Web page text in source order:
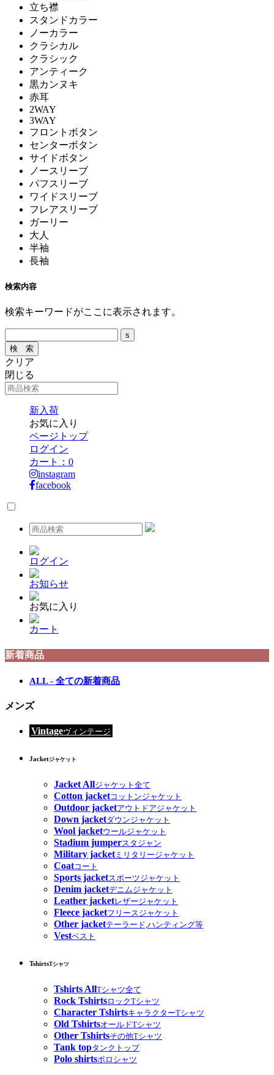
立ち襟
スタンドカラー
ノーカラー
クラシカル
クラシック
アンティーク
黒カンヌキ
赤耳
2WAY
3WAY
フロントボタン
センターボタン
サイドボタン
ノースリーブ
パフスリーブ
ワイドスリーブ
フレアスリーブ
ガーリー
大人
半袖
長袖
検索内容
検索キーワードがここに表示されます。
クリア
閉じる
新入荷
お気に入り
ページトップ
ログイン
カート： 0
instagram
facebook
ログイン
お知らせ
お気に入り
カート
新着商品
ALL - 全ての新着商品
メンズ
Vintageヴィンテージ
Jacketジャケット
Jacket Allジャケット全て
Cotton jacketコットンジャケット
Outdoor jacketアウトドアジャケット
Down jacketダウンジャケット
Wool jacketウールジャケット
Stadium jumperスタジャン
Military jacketミリタリージャケット
Coatコート
Sports jacketスポーツジャケット
Denim jacketデニムジャケット
Leather jacketレザージャケット
Fleece jacketフリースジャケット
Other jacketテーラード,ハンティング等
Vestベスト
TshirtsTシャツ
Tshirts AllTシャツ全て
Rock TshirtsロックTシャツ
Character TshirtsキャラクターTシャツ
Old TshirtsオールドTシャツ
Other Tshirtsその他Tシャツ
Tank topタンクトップ
Polo shirtsポロシャツ